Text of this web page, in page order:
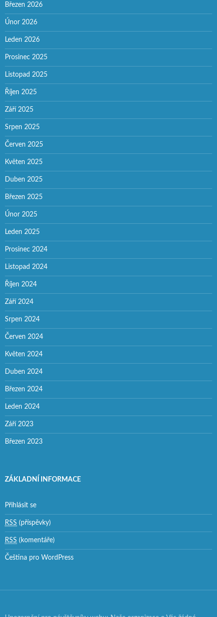
Březen 2026
Únor 2026
Leden 2026
Prosinec 2025
Listopad 2025
Říjen 2025
Září 2025
Srpen 2025
Červen 2025
Květen 2025
Duben 2025
Březen 2025
Únor 2025
Leden 2025
Prosinec 2024
Listopad 2024
Říjen 2024
Září 2024
Srpen 2024
Červen 2024
Květen 2024
Duben 2024
Březen 2024
Leden 2024
Září 2023
Březen 2023
ZÁKLADNÍ INFORMACE
Přihlásit se
RSS (příspěvky)
RSS (komentáře)
Čeština pro WordPress